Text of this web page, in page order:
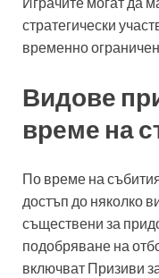
стратегически
временно
Видове
време на
По време на
достъп до няколко
съществени за
подобряване на
включват Призиви